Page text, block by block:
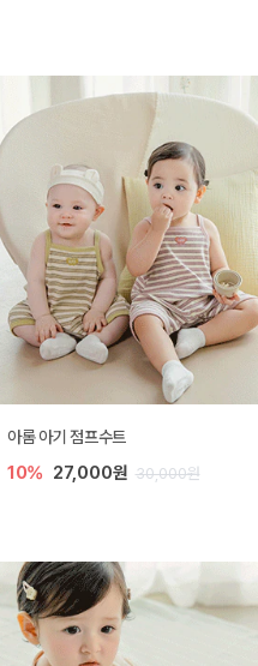
아롬 아기 점프수트
10% 27,000원 30,000원